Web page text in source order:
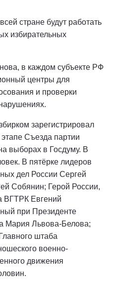
стране будут работать
избирательных
в каждом субъекте РФ
центры для
и проверки
зарегистрировал
Съезда партии
выборах в Госдуму. В
В пятёрке лидеров
дел России Сергей
Собянин; Герой России,
ВГТРК Евгений
при Президенте
Мария Львова-Белова;
штаба
военно-
движения